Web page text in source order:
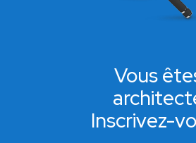
Vous
Inscrivez-